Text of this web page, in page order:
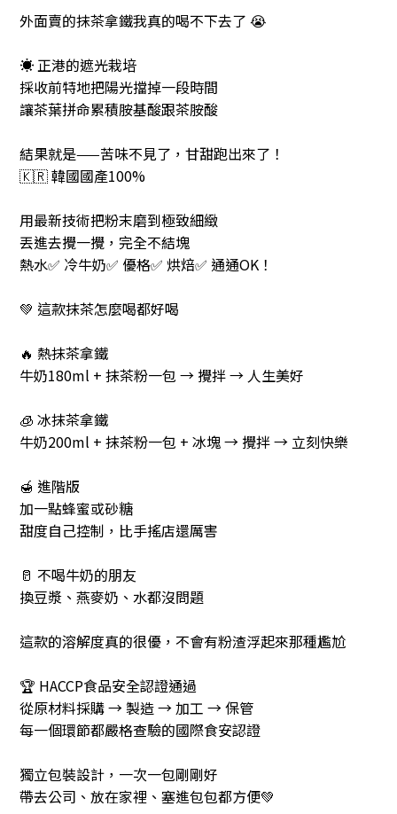
外面賣的抹茶拿鐵我真的喝不下去了 😭
☀️ 正港的遮光栽培
採收前特地把陽光擋掉一段時間
讓茶葉拼命累積胺基酸跟茶胺酸
結果就是——苦味不見了，甘甜跑出來了！
🇰🇷 韓國國產100%
用最新技術把粉末磨到極致細緻
丟進去攪一攪，完全不結塊
熱水✅ 冷牛奶✅ 優格✅ 烘焙✅ 通通OK！
💚 這款抹茶怎麼喝都好喝
🔥 熱抹茶拿鐵
牛奶180ml + 抹茶粉一包 → 攪拌 → 人生美好
🧊 冰抹茶拿鐵
牛奶200ml + 抹茶粉一包 + 冰塊 → 攪拌 → 立刻快樂
🍯 進階版
加一點蜂蜜或砂糖
甜度自己控制，比手搖店還厲害
🥛 不喝牛奶的朋友
換豆漿、燕麥奶、水都沒問題
這款的溶解度真的很優，不會有粉渣浮起來那種尷尬
🏆 HACCP食品安全認證通過
從原材料採購 → 製造 → 加工 → 保管
每一個環節都嚴格查驗的國際食安認證
獨立包裝設計，一次一包剛剛好
帶去公司、放在家裡、塞進包包都方便💚